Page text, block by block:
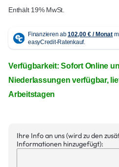
Enthält 19% MwSt.
Verfügbarkeit: Sofort Online
Niederlassungen verfügbar,
Arbeitstagen
Ihre Info an uns (wird zu den
Informationen hinzugefügt):